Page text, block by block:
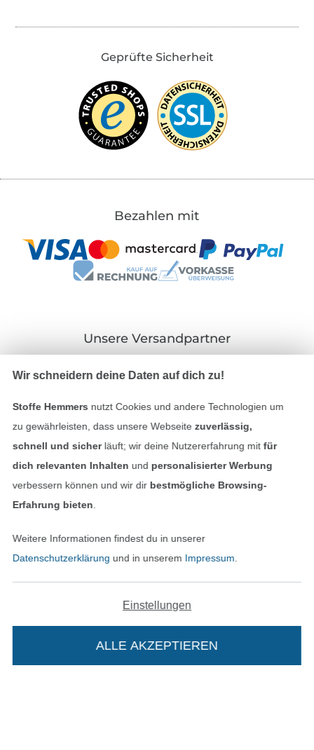
In deinen Warenkorb
Geprüfte Sicherheit
Bezahlen mit
Unsere Versandpartner
Impressum
Widerrufsrecht
Kontakt
In den deutschen Shop wechseln (aktuell
Wir schneidern deine Daten auf dich zu!
Stoffe Hemmers nutzt Cookies und andere Technologien um
zu gewährleisten, dass unsere Webseite zuverlässig,
schnell und sicherläuft; wir deine Nutzererfahrung mitfür
dich relevanten Inhalten und personalisierter Werbung
verbessern können und wir dir bestmögliche Browsing-
Erfahrung bieten
Weitere Informationen findest du in unserer
Datenschutzerklärung und in unserem Impressum
Einstellungen
ALLE AKZEPTIEREN